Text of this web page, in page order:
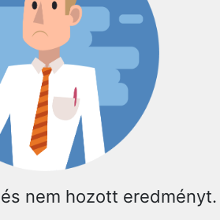
nem hozott eredményt.